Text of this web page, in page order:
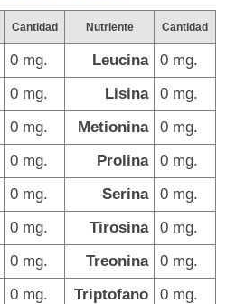
Cantidad Nutriente Cantidad
0 mg. Leucina
0 mg.
0 mg. Lisina
0 mg.
0 mg. Metionina
0 mg.
0 mg. Prolina
0 mg.
0 mg. Serina
0 mg.
0 mg. Tirosina
0 mg.
0 mg. Treonina
0 mg.
0 mg. Triptofano
0 mg.